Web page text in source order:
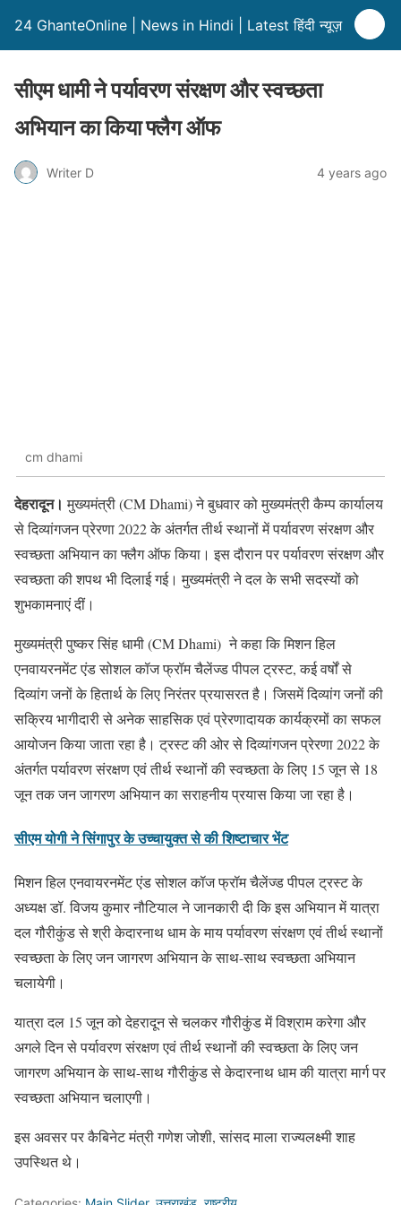
24 GhanteOnline | News in Hindi | Latest हिंदी न्यूज़
सीएम धामी ने पर्यावरण संरक्षण और स्वच्छता
अभियान का किया फ्लैग ऑफ
Writer D 4 years ago
cm dhami
देहरादून। मुख्यमंत्री (CM Dhami) ने बुधवार को मुख्यमंत्री कैम्प कार्यालय
से दिव्यांगजन प्रेरणा 2022 के अंतर्गत तीर्थ स्थानों में पर्यावरण संरक्षण और
स्वच्छता अभियान का फ्लैग ऑफ किया। इस दौरान पर पर्यावरण संरक्षण और
स्वच्छता की शपथ भी दिलाई गई। मुख्यमंत्री ने दल के सभी सदस्यों को
शुभकामनाएं दीं।
मुख्यमंत्री पुष्कर सिंह धामी (CM Dhami) ने कहा कि मिशन हिल
एनवायरनमेंट एंड सोशल कॉज फ्रॉम चैलेंज्ड पीपल ट्रस्ट, कई वर्षों से
दिव्यांग जनों के हितार्थ के लिए निरंतर प्रयासरत है। जिसमें दिव्यांग जनों की
सक्रिय भागीदारी से अनेक साहसिक एवं प्रेरणादायक कार्यक्रमों का सफल
आयोजन किया जाता रहा है। ट्रस्ट की ओर से दिव्यांगजन प्रेरणा 2022 के
अंतर्गत पर्यावरण संरक्षण एवं तीर्थ स्थानों की स्वच्छता के लिए 15 जून से 18
जून तक जन जागरण अभियान का सराहनीय प्रयास किया जा रहा है।
सीएम योगी ने सिंगापुर के उच्चायुक्त से की शिष्टाचार भेंट
मिशन हिल एनवायरनमेंट एंड सोशल कॉज फ्रॉम चैलेंज्ड पीपल ट्रस्ट के
अध्यक्ष डॉ. विजय कुमार नौटियाल ने जानकारी दी कि इस अभियान में यात्रा
दल गौरीकुंड से श्री केदारनाथ धाम के माय पर्यावरण संरक्षण एवं तीर्थ स्थानों
स्वच्छता के लिए जन जागरण अभियान के साथ-साथ स्वच्छता अभियान
चलायेगी।
यात्रा दल 15 जून को देहरादून से चलकर गौरीकुंड में विश्राम करेगा और
अगले दिन से पर्यावरण संरक्षण एवं तीर्थ स्थानों की स्वच्छता के लिए जन
जागरण अभियान के साथ-साथ गौरीकुंड से केदारनाथ धाम की यात्रा मार्ग पर
स्वच्छता अभियान चलाएगी।
इस अवसर पर कैबिनेट मंत्री गणेश जोशी, सांसद माला राज्यलक्ष्मी शाह
उपस्थित थे।